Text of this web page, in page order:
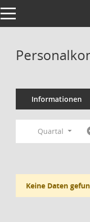
Toggle navigation
Informationen
Quartal
Keine Daten